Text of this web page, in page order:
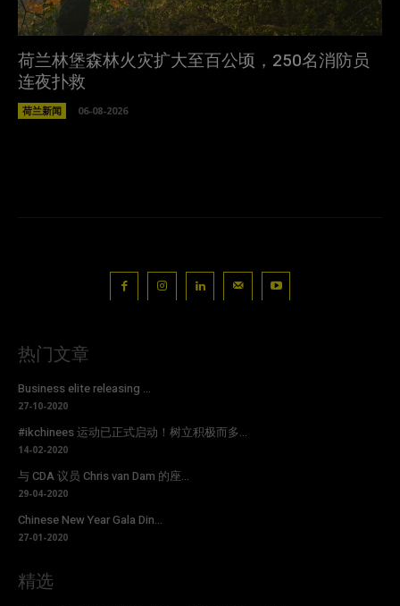
荷兰林堡森林火灾扩大至百公顷，250名消防员
连夜扑救
荷兰新闻 06-08-2026
热门文章
Business elite releasing ...
27-10-2020
#ikchinees 运动已正式启动！树立积极而多...
14-02-2020
与 CDA 议员 Chris van Dam 的座...
29-04-2020
Chinese New Year Gala Din...
27-01-2020
精选